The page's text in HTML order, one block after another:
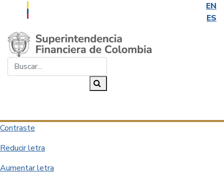
EN
ES
Saltar al contenido principal
Contraste
Reducir letra
Aumentar letra